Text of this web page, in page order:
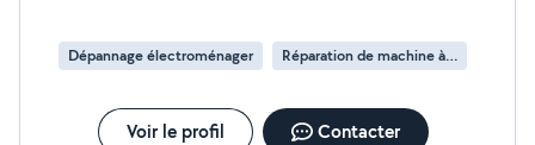
Dépannage électroménager Réparation de machine à laver
Voir le profil Contacter